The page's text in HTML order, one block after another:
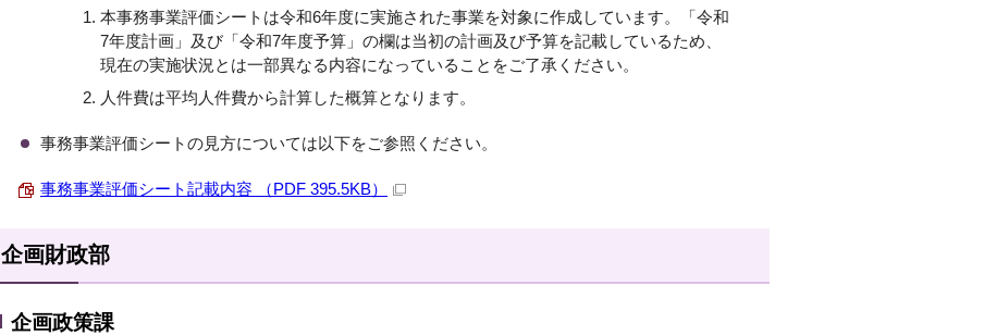
本事務事業評価シートは令和6年度に実施された事業を対象に作成しています。「令和
7年度計画」及び「令和7年度予算」の欄は当初の計画及び予算を記載しているため、
現在の実施状況とは一部異なる内容になっていることをご了承ください。
人件費は平均人件費から計算した概算となります。
事務事業評価シートの見方については以下をご参照ください。
事務事業評価シート記載内容 （PDF 395.5KB）
企画財政部
企画政策課